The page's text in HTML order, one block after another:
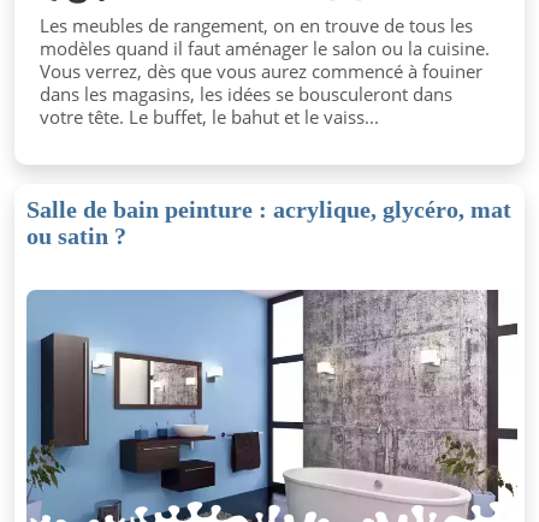
Les meubles de rangement, on en trouve de tous les
modèles quand il faut aménager le salon ou la cuisine.
Vous verrez, dès que vous aurez commencé à fouiner
dans les magasins, les idées se bousculeront dans
votre tête. Le buffet, le bahut et le vaiss...
Salle de bain peinture : acrylique, glycéro, mat
ou satin ?